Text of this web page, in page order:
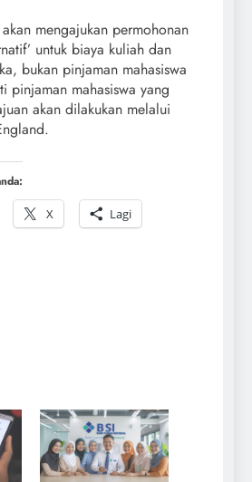
mengajukan permohonan
untuk biaya kuliah dan
bukan pinjaman mahasiswa
pinjaman mahasiswa yang
akan dilakukan melalui
X Lagi